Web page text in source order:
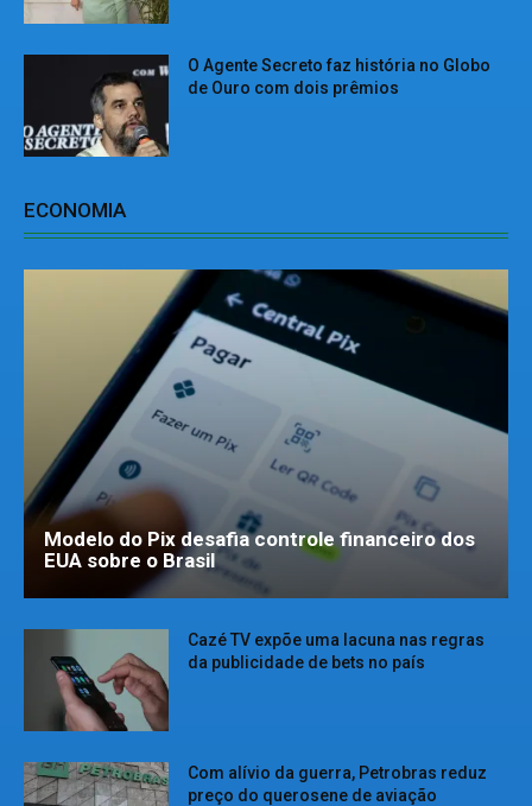
O Agente Secreto faz história no Globo
de Ouro com dois prêmios
ECONOMIA
Modelo do Pix desafia controle financeiro dos
EUA sobre o Brasil
Cazé TV expõe uma lacuna nas regras
da publicidade de bets no país
Com alívio da guerra, Petrobras reduz
preço do querosene de aviação